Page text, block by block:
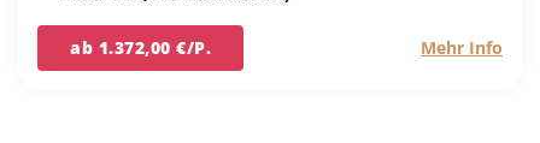
ab 1.372,00 €/P. Mehr Info